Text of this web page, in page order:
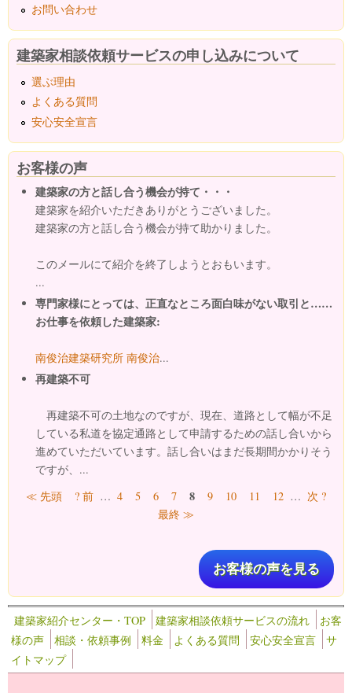
お問い合わせ
建築家相談依頼サービスの申し込みについて
選ぶ理由
よくある質問
安心安全宣言
お客様の声
建築家の方と話し合う機会が持て・・・
建築家を紹介いただきありがとうございました。
建築家の方と話し合う機会が持て助かりました。
このメールにて紹介を終了しようとおもいます。
...
専門家様にとっては、正直なところ面白味がない取引と……
お仕事を依頼した建築家:
南俊治建築研究所 南俊治...
再建築不可
再建築不可の土地なのですが、現在、道路として幅が不足
している私道を協定通路として申請するための話し合いから
進めていただいています。話し合いはまだ長期間かかりそう
ですが、...
ページ
≪ 先頭 ? 前 … 4 5 6 7 8 9 10 11 12 … 次 ?
最終 ≫
お客様の声を見る
建築家紹介センター・TOP 建築家相談依頼サービスの流れ
お客
様の声
相談・依頼事例 料金 よくある質問 安心安全宣言
サ
イトマップ